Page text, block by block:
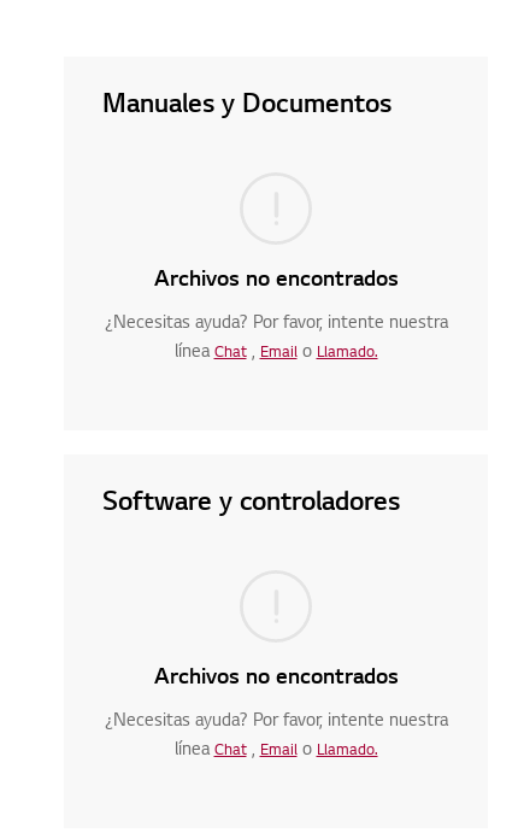
Manuales y Documentos
Archivos no encontrados
¿Necesitas ayuda? Por favor, intente nuestra
línea Chat, Emailo Llamado.
Software y controladores
Archivos no encontrados
¿Necesitas ayuda? Por favor, intente nuestra
línea Chat, Emailo Llamado.